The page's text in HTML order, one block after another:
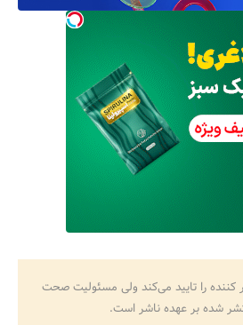
را تایید می‌کند ولی مسئولیت صحت
شده بر عهده ناشر است.